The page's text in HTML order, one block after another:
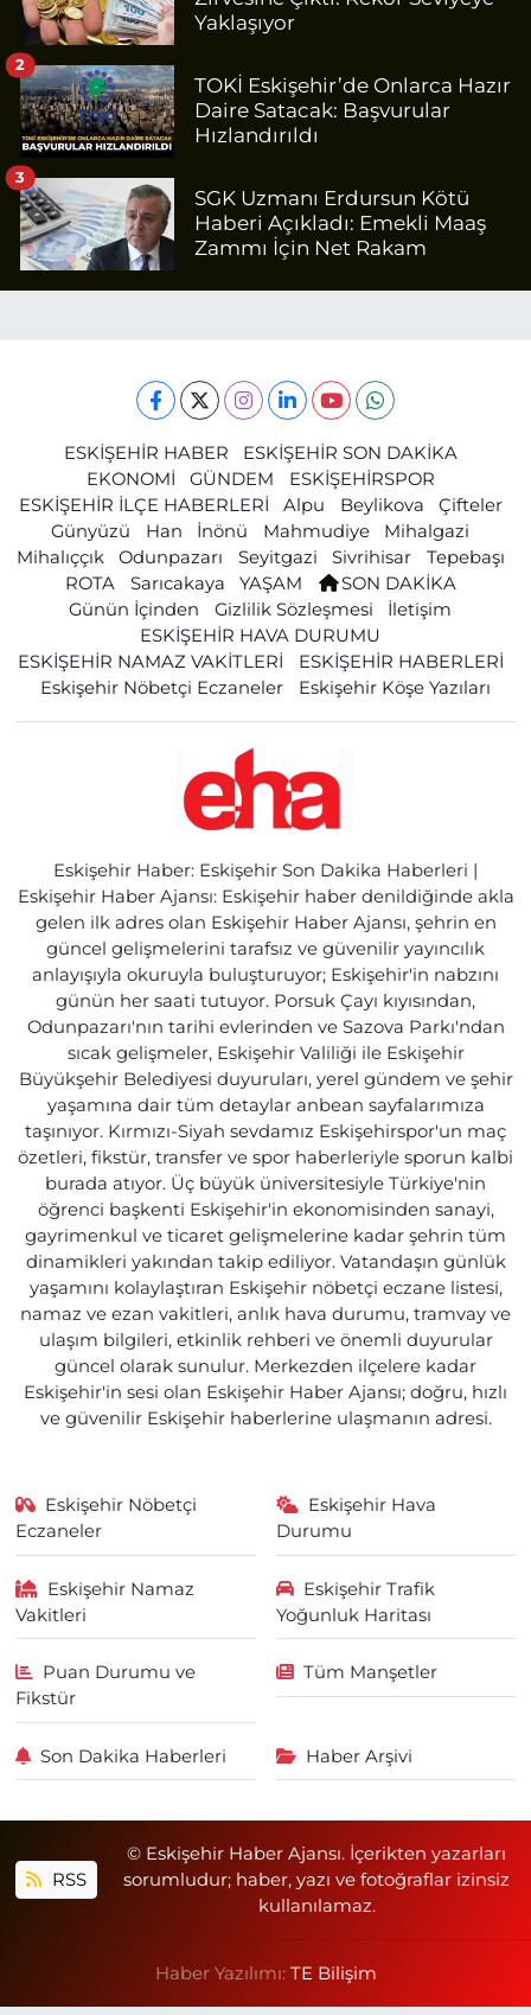
Yaklaşıyor
TOKİ Eskişehir’de Onlarca Hazır
Daire Satacak: Başvurular
Hızlandırıldı
2
SGK Uzmanı Erdursun Kötü
Haberi Açıkladı: Emekli Maaş
Zammı İçin Net Rakam
3
ESKİŞEHİR HABER
ESKİŞEHİR SON DAKİKA
EKONOMİ
GÜNDEM
ESKİŞEHİRSPOR
ESKİŞEHİR İLÇE HABERLERİ
Alpu Beylikova
Çifteler
Günyüzü
Han İnönü Mahmudiye
Mihalgazi
Mihalıççık
Odunpazarı Seyitgazi Sivrihisar
Tepebaşı
ROTA
Sarıcakaya YAŞAM
SON DAKİKA
Günün İçinden
Gizlilik Sözleşmesi
İletişim
ESKİŞEHİR HAVA DURUMU
ESKİŞEHİR NAMAZ VAKİTLERİ
ESKİŞEHİR HABERLERİ
Eskişehir Nöbetçi Eczaneler
Eskişehir Köşe Yazıları
Eskişehir Haber: Eskişehir Son Dakika Haberleri |
Eskişehir Haber Ajansı: Eskişehir haber denildiğinde akla
gelen ilk adres olan Eskişehir Haber Ajansı, şehrin en
güncel gelişmelerini tarafsız ve güvenilir yayıncılık
anlayışıyla okuruyla buluşturuyor; Eskişehir'in nabzını
günün her saati tutuyor. Porsuk Çayı kıyısından,
Odunpazarı'nın tarihi evlerinden ve Sazova Parkı'ndan
sıcak gelişmeler, Eskişehir Valiliği ile Eskişehir
Büyükşehir Belediyesi duyuruları, yerel gündem ve şehir
yaşamına dair tüm detaylar anbean sayfalarımıza
taşınıyor. Kırmızı-Siyah sevdamız Eskişehirspor'un maç
özetleri, fikstür, transfer ve spor haberleriyle sporun kalbi
burada atıyor. Üç büyük üniversitesiyle Türkiye'nin
öğrenci başkenti Eskişehir'in ekonomisinden sanayi,
gayrimenkul ve ticaret gelişmelerine kadar şehrin tüm
dinamikleri yakından takip ediliyor. Vatandaşın günlük
yaşamını kolaylaştıran Eskişehir nöbetçi eczane listesi,
namaz ve ezan vakitleri, anlık hava durumu, tramvay ve
ulaşım bilgileri, etkinlik rehberi ve önemli duyurular
güncel olarak sunulur. Merkezden ilçelere kadar
Eskişehir'in sesi olan Eskişehir Haber Ajansı; doğru, hızlı
ve güvenilir Eskişehir haberlerine ulaşmanın adresi.
Eskişehir Nöbetçi
Eczaneler
Eskişehir Hava
Durumu
Eskişehir Namaz
Vakitleri
Eskişehir Trafik
Yoğunluk Haritası
Puan Durumu ve
Fikstür
Tüm Manşetler
Son Dakika Haberleri Haber Arşivi
RSS
© Eskişehir Haber Ajansı. İçerikten yazarları
sorumludur; haber, yazı ve fotoğraflar izinsiz
kullanılamaz.
Haber Yazılımı: TE Bilişim